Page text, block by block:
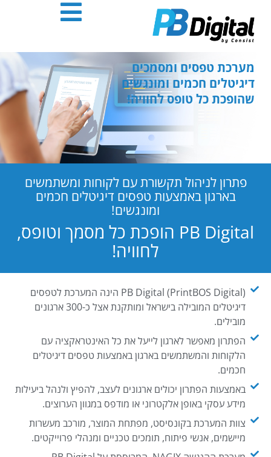
אנטר
מערכת טפסים ומסמכים
דיגיטלים חכמים ומונגשים
שהופכת כל טופס לחוויה!
פתרון לניהול תקשורת עם לקוחות ומשתמשים
בארגון באמצעות טפסים דיגיטלים חכמים
ומונגשים!
PB Digital הופכת כל מסמך וטופס,
לחוויה!
PB Digital (PrintBOS Digital) הינה המערכת לטפסים
דיגיטלים המובילה בישראל ומותקנת אצל כ-300 ארגונים
מובילים.
הפתרון מאפשר לארגון לייעל את כל האינטראקציה עם
הלקוחות והמשתמשים בארגון באמצעות טפסים דיגיטלים
חכמים.
באמצעות הפתרון יכולים ארגונים לעצב, להפיץ ולנהל ביעילות
מידע עסקי באופן אלקטרוני או מודפס במגוון הערוצים.
צוות המערכת בקונסיסט, מפתחת המוצר, מורכב מעשרות
מיישמים, אנשי פיתוח, תומכים טכניים ומנהלי פרוייקטים.